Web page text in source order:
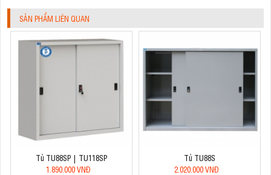
SẢN PHẨM LIÊN QUAN
Tủ TU88SP | TU118SP
1.890.000 VNĐ
Tủ TU88S
2.020.000 VNĐ